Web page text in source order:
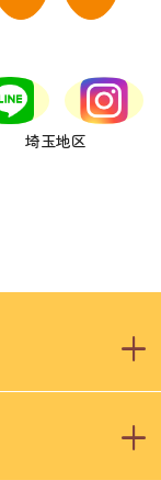
埼玉地区